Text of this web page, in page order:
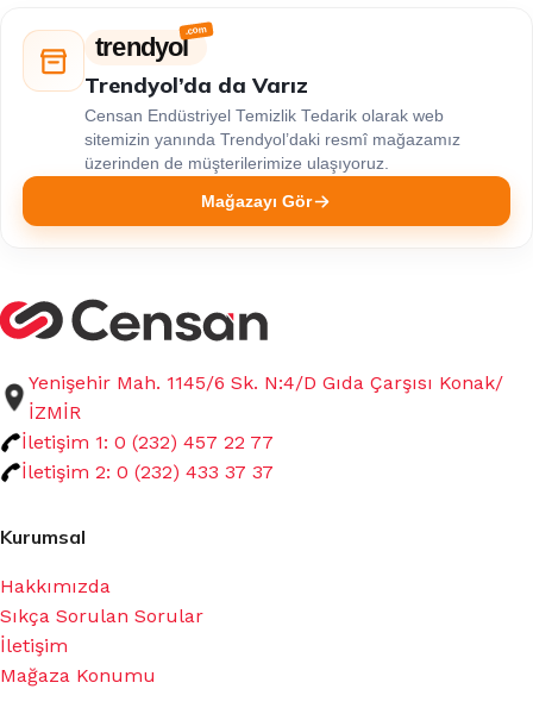
trendyol
Trendyol’da da Varız
Censan Endüstriyel Temizlik Tedarik olarak web
sitemizin yanında Trendyol’daki resmî mağazamız
üzerinden de müşterilerimize ulaşıyoruz.
Mağazayı Gör
Yenişehir Mah. 1145/6 Sk. N:4/D Gıda Çarşısı Konak/
İZMİR
İletişim 1: 0 (232) 457 22 77
İletişim 2: 0 (232) 433 37 37
Kurumsal
Hakkımızda
Sıkça Sorulan Sorular
İletişim
Mağaza Konumu